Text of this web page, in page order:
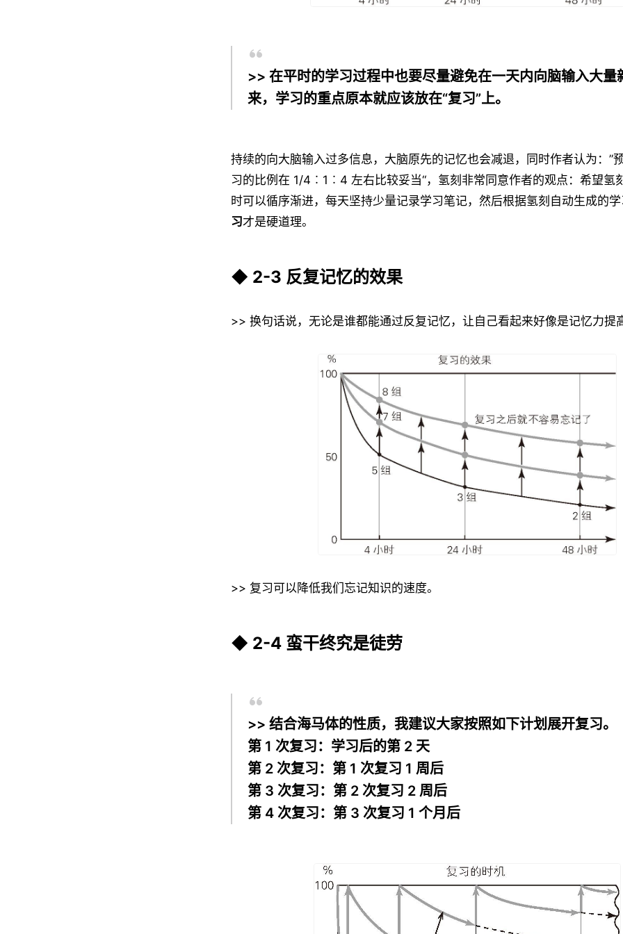
>> 在平时的学习过程中也要尽量避免在一天内向脑输入大量
来，学习的重点原本就应该放在“复习”上。
持续的向大脑输入过多信息，大脑原先的记忆也会减退，同时作者认为：”
习的比例在 1/4︰1︰4 左右比较妥当“，氢刻非常同意作者的观点：希望氢
时可以循序渐进，每天坚持少量记录学习笔记，然后根据氢刻自动生成的
习才是硬道理。
◆ 2-3 反复记忆的效果
>> 换句话说，无论是谁都能通过反复记忆，让自己看起来好像是记忆力提
>> 复习可以降低我们忘记知识的速度。
◆ 2-4 蛮干终究是徒劳
>> 结合海马体的性质，我建议大家按照如下计划展开复习。
第 1 次复习：学习后的第 2 天
第 2 次复习：第 1 次复习 1 周后
第 3 次复习：第 2 次复习 2 周后
第 4 次复习：第 3 次复习 1 个月后